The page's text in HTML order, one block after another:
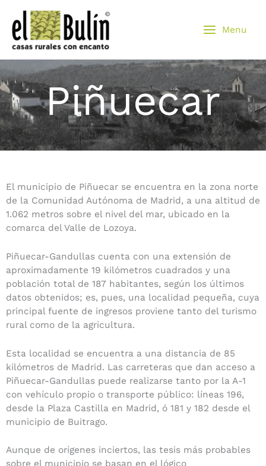
contenido
Menu
Piñuecar
El municipio de Piñuecar se encuentra en la zona norte
de la Comunidad Autónoma de Madrid, a una altitud de
1.062 metros sobre el nivel del mar, ubicado en la
comarca del Valle de Lozoya.
Piñuecar-Gandullas cuenta con una extensión de
aproximadamente 19 kilómetros cuadrados y una
población total de 187 habitantes, según los últimos
datos obtenidos; es, pues, una localidad pequeña, cuya
principal fuente de ingresos proviene tanto del turismo
rural como de la agricultura.
Esta localidad se encuentra a una distancia de 85
kilómetros de Madrid. Las carreteras que dan acceso a
Piñuecar-Gandullas puede realizarse tanto por la A-1
con vehículo propio o transporte público: líneas 196,
desde la Plaza Castilla en Madrid, ó 181 y 182 desde el
municipio de Buitrago.
Aunque de orígenes inciertos, las tesis más probables
sobre el municipio se basan en el lógico